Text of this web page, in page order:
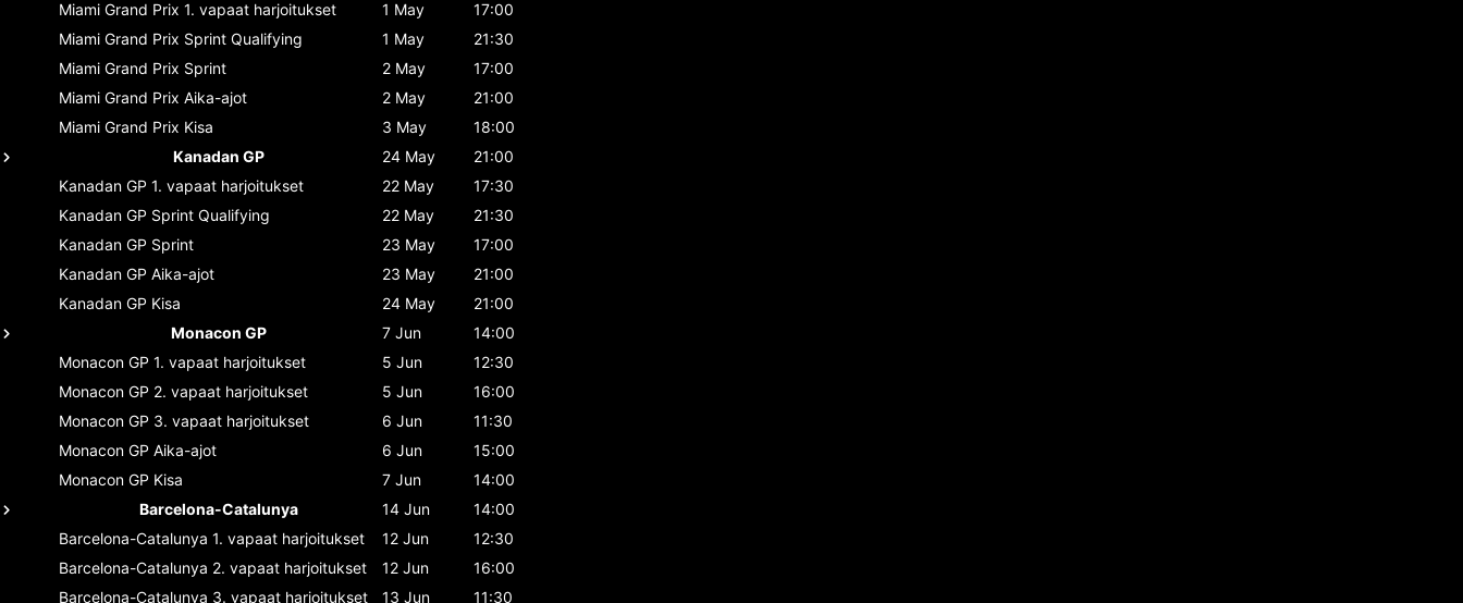
Miami Grand Prix 1. vapaat harjoitukset 1 May
17:00
Miami Grand Prix Sprint Qualifying 1 May
21:30
Miami Grand Prix Sprint 2 May
17:00
Miami Grand Prix Aika-ajot 2 May
21:00
Miami Grand Prix Kisa 3 May
18:00
Kanadan GP
24 May
21:00
Kanadan GP 1. vapaat harjoitukset 22 May
17:30
Kanadan GP Sprint Qualifying 22 May
21:30
Kanadan GP Sprint 23 May
17:00
Kanadan GP Aika-ajot 23 May
21:00
Kanadan GP Kisa 24 May
21:00
Monacon GP
7 Jun
14:00
Monacon GP 1. vapaat harjoitukset 5 Jun
12:30
Monacon GP 2. vapaat harjoitukset 5 Jun
16:00
Monacon GP 3. vapaat harjoitukset 6 Jun
11:30
Monacon GP Aika-ajot 6 Jun
15:00
Monacon GP Kisa 7 Jun
14:00
Barcelona-Catalunya
14 Jun
14:00
Barcelona-Catalunya 1. vapaat harjoitukset 12 Jun
12:30
Barcelona-Catalunya 2. vapaat harjoitukset 12 Jun
16:00
Barcelona-Catalunya 3. vapaat harjoitukset 13 Jun
11:30